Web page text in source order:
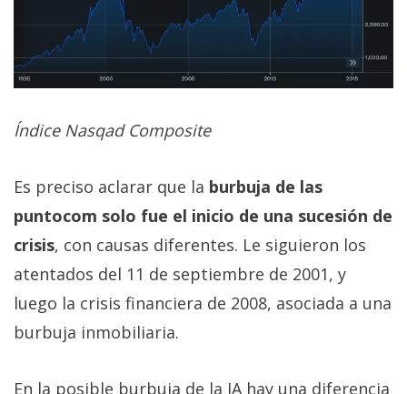
Índice Nasqad Composite
Es preciso aclarar que la burbuja de las
puntocom solo fue el inicio de una sucesión de
crisis, con causas diferentes. Le siguieron los
atentados del 11 de septiembre de 2001, y
luego la crisis financiera de 2008, asociada a una
burbuja inmobiliaria.
En la posible burbuja de la IA hay una diferencia